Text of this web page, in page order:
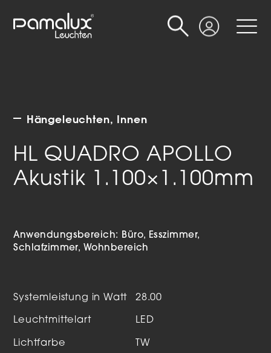
Login
Suche
Hängeleuchten Innen
HL QUADRO APOLLO
Akustik 1.100×1.100mm
Anwendungsbereich: Büro
Esszimmer
Schlafzimmer
Wohnbereich
Systemleistung in Watt 28.00
Leuchtmittelart LED
Lichtfarbe TW